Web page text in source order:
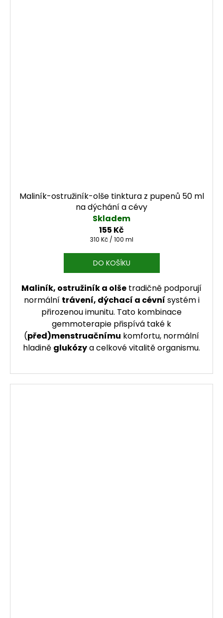
Maliník-ostružiník-olše tinktura z pupenů 50 ml
na dýchání a cévy
Skladem
155 Kč
Měrná cena:
310 Kč / 100 ml
DO KOŠÍKU
Maliník, ostružiník a olše tradičně podporují
normální trávení, dýchací a cévní systém i
přirozenou imunitu. Tato kombinace
gemmoterapie přispívá také k
(před)menstruačnímu komfortu, normální
hladině glukózya celkové vitalitě organismu.